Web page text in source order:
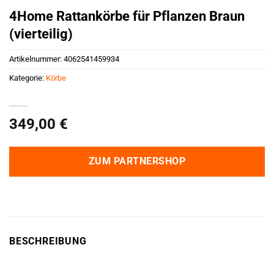
4Home Rattankörbe für Pflanzen Braun
(vierteilig)
349,00 €
ZUM PARTNERSHOP
Artikelnummer: 4062541459934
Kategorie: Körbe
BESCHREIBUNG